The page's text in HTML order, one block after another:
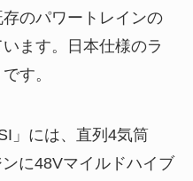
のパワートレインの
ます。日本仕様のラ
す。
」には、直列4気筒
に48Vマイルドハイブ